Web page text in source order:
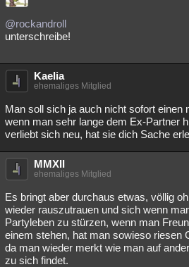
Spiritualität
weitere Rubriken
Philosophie Träume
Astronomie Helpdesk Gruppen
Übersichten
Lesenswert Schlüsselwörter
@rockandroll
unterschreibe!
Kaelia
ehemaliges Mitglied
Man soll sich ja auch nicht sofort einen
wenn man sehr lange dem Ex-Partner
verliebt sich neu, hat sie dich Sache
MMXII
ehemaliges Mitglied
Es bringt aber durchaus etwas, völlig
wieder rauszutrauen und sich wenn
Partyleben zu stürzen, wenn man
einem stehen, hat man sowieso riesen
da man wieder merkt wie man auf
zu sich findet.